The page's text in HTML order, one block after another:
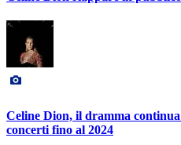
Celine Dion, il dramma
concerti fino al 2024